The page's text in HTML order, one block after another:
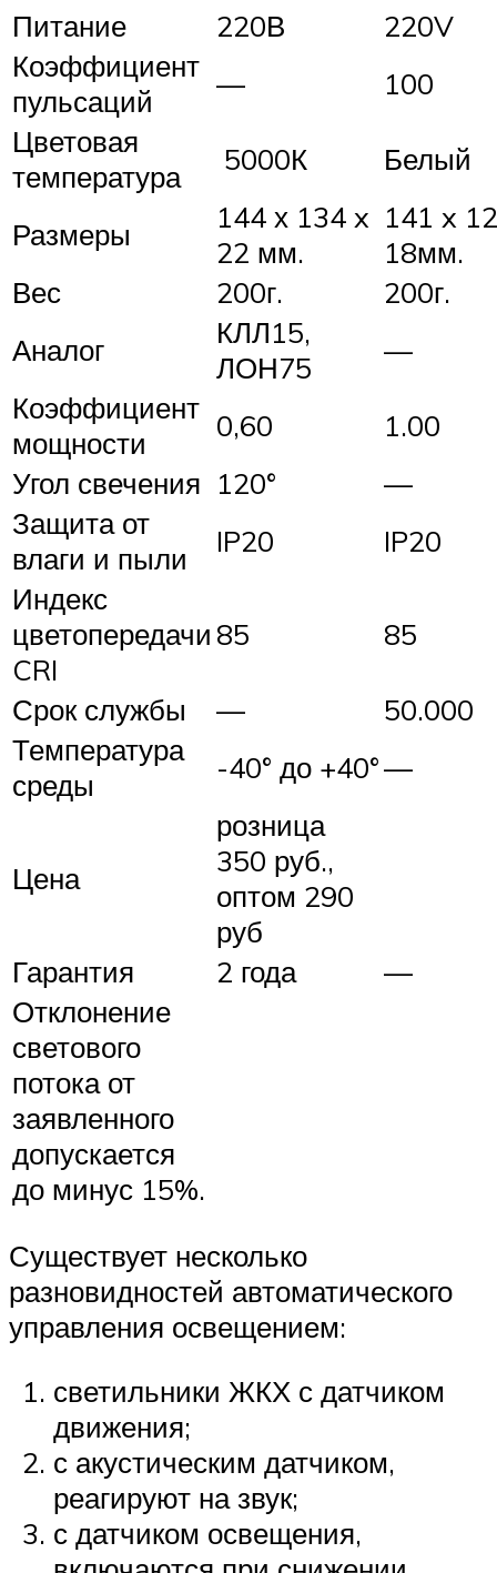
Питание
220В
220V
Коэффициент
пульсаций
—
100
Цветовая
температура
5000К Белый
Размеры
144 х 134 x
22 мм.
141 x
18мм.
Вес
200г.
200г.
Аналог
КЛЛ15,
ЛОН75
—
Коэффициент
мощности
0,60
1.00
Угол свечения 120°
—
Защита от
влаги и пыли
IP20
IP20
Индекс
цветопередачи
CRI
85 85
Срок службы —
50.000
Температура
среды
-40° до +40°—
Цена
розница
350 руб.,
оптом 290
руб
Гарантия
2 года
—
Отклонение
светового
потока от
заявленного
допускается
до минус 15%.
Существует несколько
разновидностей автоматического
управления освещением:
светильники ЖКХ с датчиком
движения;
с акустическим датчиком,
реагируют на звук;
с датчиком освещения,